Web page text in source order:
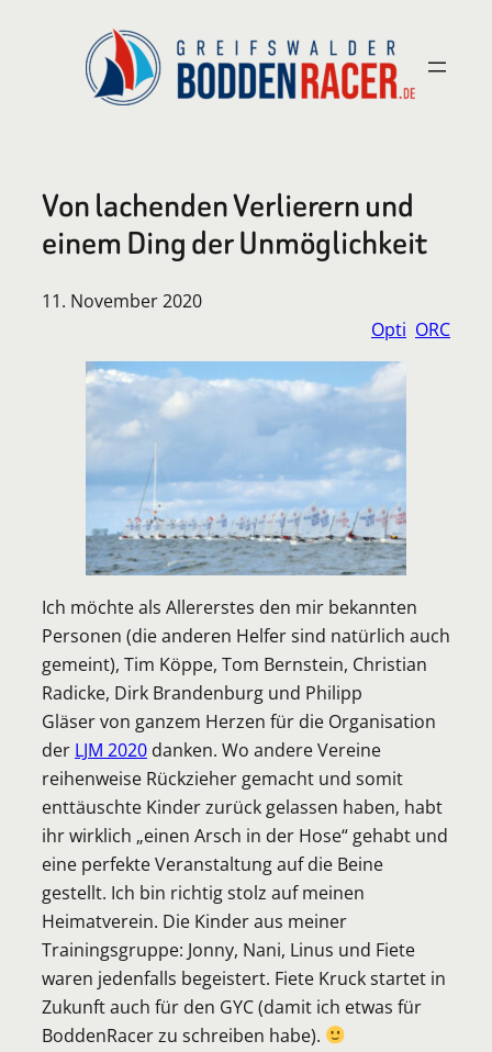
Von lachenden Verlierern und
einem Ding der Unmöglichkeit
11. November 2020
Opti ORC
Ich möchte als Allererstes den mir bekannten
Personen (die anderen Helfer sind natürlich auch
gemeint), Tim Köppe, Tom Bernstein, Christian
Radicke, Dirk Brandenburg und Philipp
Gläser von ganzem Herzen für die Organisation
der LJM 2020 danken. Wo andere Vereine
reihenweise Rückzieher gemacht und somit
enttäuschte Kinder zurück gelassen haben, habt
ihr wirklich „einen Arsch in der Hose“ gehabt und
eine perfekte Veranstaltung auf die Beine
gestellt. Ich bin richtig stolz auf meinen
Heimatverein. Die Kinder aus meiner
Trainingsgruppe: Jonny, Nani, Linus und Fiete
waren jedenfalls begeistert. Fiete Kruck startet in
Zukunft auch für den GYC (damit ich etwas für
BoddenRacer zu schreiben habe).